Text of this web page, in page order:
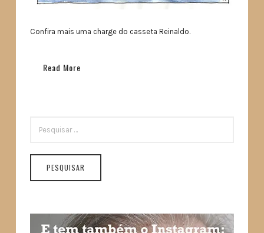
Confira mais uma charge do casseta Reinaldo.
Read More
POR: